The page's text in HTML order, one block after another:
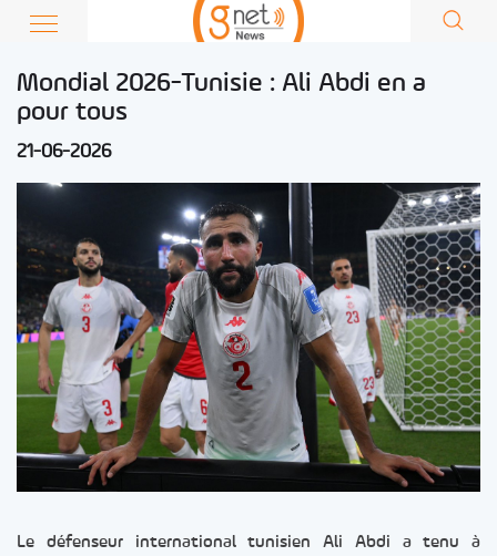
Mondial 2026-Tunisie : Ali Abdi en a
pour tous
21-06-2026
Le défenseur international tunisien Ali Abdi a tenu à